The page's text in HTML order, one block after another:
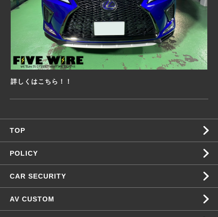
詳しくはこちら！！
TOP
POLICY
CAR SECURITY
AV CUSTOM